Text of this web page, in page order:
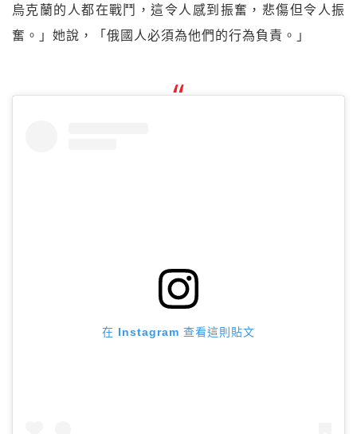
烏克蘭的人都在戰鬥，這令人感到振奮，悲傷但令人振
奮。」她說，「俄國人必須為他們的行為負責。」
在 Instagram 查看這則貼文